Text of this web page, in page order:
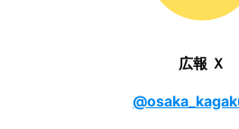
広報 Ｘ